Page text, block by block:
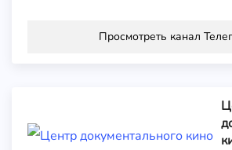
Просмотреть канал